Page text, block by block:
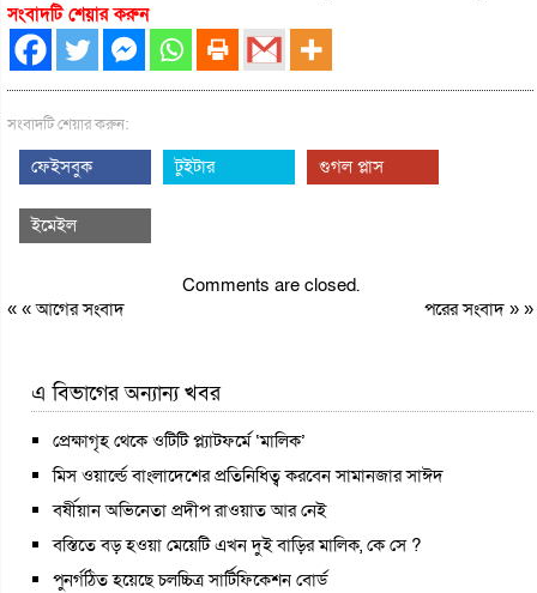
সংবাদটি শেয়ার করুন
সংবাদটি শেয়ার করুন:
ফেইসবুক টুইটার গুগল প্লাস
ইমেইল
Comments are closed.
« «আগের সংবাদ পরের সংবাদ» »
এ বিভাগের অন্যান্য খবর
প্রেক্ষাগৃহ থেকে ওটিটি প্ল্যাটফর্মে ‘মালিক’
মিস ওয়ার্ল্ডে বাংলাদেশের প্রতিনিধিত্ব করবেন সামানজার সাঈদ
বর্ষীয়ান অভিনেতা প্রদীপ রাওয়াত আর নেই
বস্তিতে বড় হওয়া মেয়েটি এখন দুই বাড়ির মালিক, কে সে ?
পুনর্গঠিত হয়েছে চলচ্চিত্র সার্টিফিকেশন বোর্ড